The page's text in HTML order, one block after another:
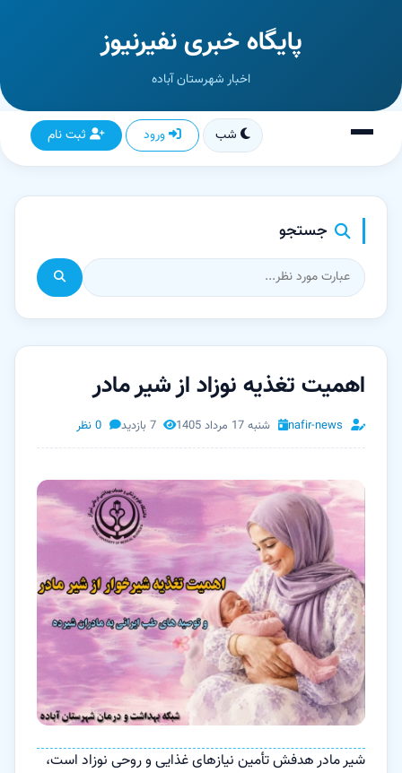
پایگاه خبری نفیرنیوز
اخبار شهرستان آباده
شب ورود ثبت نام
جستجو
اهمیت تغذیه نوزاد از شیر مادر
nafir-news شنبه 17 مرداد 1405 7 بازدید 0 نظر
شیر مادر هدفش تأمین نیازهای غذایی و روحی نوزاد است،